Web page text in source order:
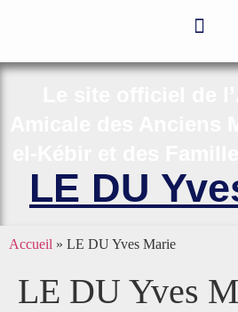
LE DU
Accueil » LE DU Yves Marie
LE DU Yves